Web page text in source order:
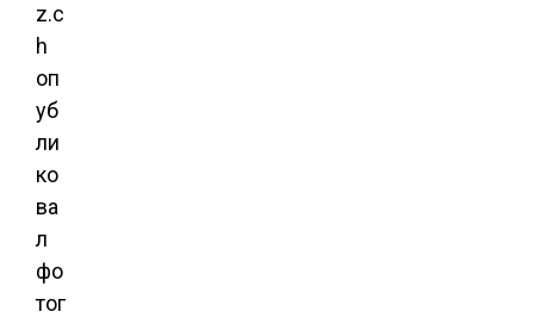
z.c
h
оп
уб
ли
ко
ва
л
фо
тог